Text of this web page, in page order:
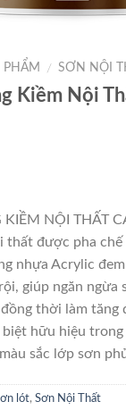
PHẨM / SƠN NỘI
Kiềm Nội
KIỀM NỘI THẤT
thất được pha chế
nhựa Acrylic
giúp ngăn ngừa
thời làm tăng
hữu hiệu trong
sắc lớp sơn
lót, Sơn Nội Thất